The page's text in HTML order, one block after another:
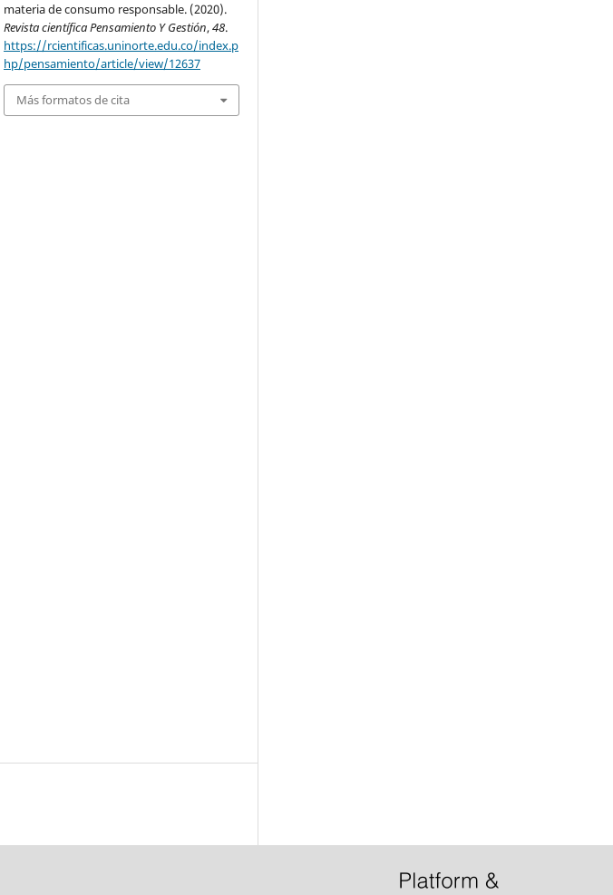
materia de consumo responsable. (2020).
Revista científica Pensamiento Y Gestión,48.
https://rcientificas.uninorte.edu.co/index.p
hp/pensamiento/article/view/12637
Más formatos de cita